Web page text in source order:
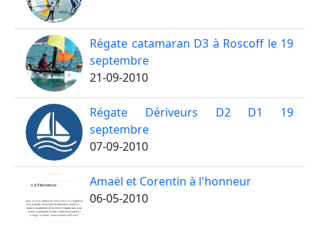
Régate catamaran D3 à Roscoff le 19
septembre
21-09-2010
Régate Dériveurs D2 D1 19
septembre
07-09-2010
Amaël et Corentin à l'honneur
06-05-2010